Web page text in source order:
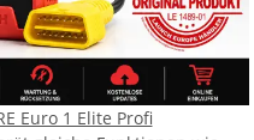
Euro 1 Elite Profi